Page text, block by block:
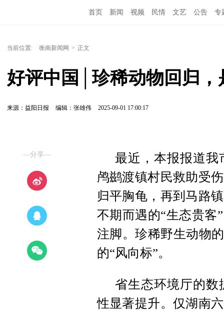
首页 新闻 视频 民情 文艺 公告 专
当前位置: 衡南新闻网 > 正文
好评中国│珍稀动物回归，
来源：益阳日报 编辑：张雄伟 2025-09-01 17:00:17
—分享—
最近，本报报道我
鸬鹚渡镇村民救助受
归平胸龟，再到马路
不期而遇的“生态贵客
注脚。珍稀野生动物
的“风向标”。
省生态环境厅的数
性显著提升。仅湖南